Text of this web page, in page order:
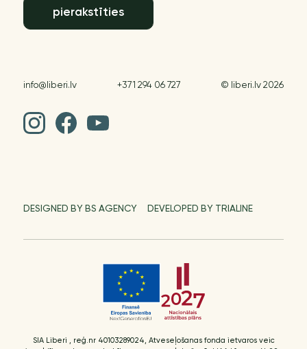
pierakstīties
info@liberi.lv +371 294 06 727 © liberi.lv 2026
DESIGNED BY BS AGENCY DEVELOPED BY TRIALINE
SIA Liberi , reģ.nr 40103289024, Atveseļošanas fonda ietvaros veic